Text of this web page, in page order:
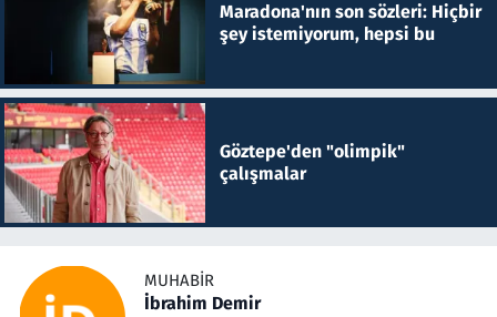
Maradona'nın son sözleri: Hiçbir
şey istemiyorum, hepsi bu
Göztepe'den "olimpik"
çalışmalar
MUHABIR
İbrahim Demir